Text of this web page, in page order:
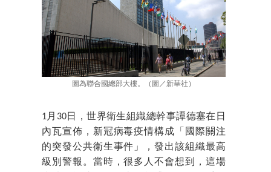
圖為聯合國總部大樓。（圖／新華社）
1月30日，世界衛生組織總幹事譚德塞在日
內瓦宣佈，新冠病毒疫情構成「國際關注
的突發公共衛生事件」，發出該組織最高
級別警報。當時，很多人不會想到，這場